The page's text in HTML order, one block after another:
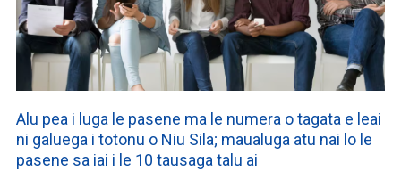
Alu pea i luga le pasene ma le numera o tagata e leai
ni galuega i totonu o Niu Sila; maualuga atu nai lo le
pasene sa iai i le 10 tausaga talu ai